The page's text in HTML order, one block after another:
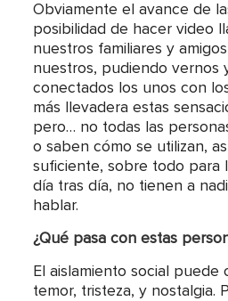
Obviamente el avance de
posibilidad de hacer video
nuestros familiares y
nuestros, pudiendo vernos
conectados los unos con
más llevadera estas
pero… no todas las
o saben cómo se utilizan,
suficiente, sobre todo para
día tras día, no tienen a
hablar.
¿Qué pasa con estas
El aislamiento social puede
temor, tristeza, y nostalgia.